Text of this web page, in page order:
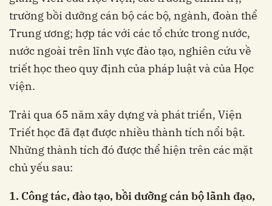
trường bồi dưỡng cán bộ các bộ, ngành, đoàn thể
Trung ương; hợp tác với các tổ chức trong nước,
nước ngoài trên lĩnh vực đào tạo, nghiên cứu về
triết học theo quy định của pháp luật và của Học
viện.
Trải qua 65 năm xây dựng và phát triển, Viện
Triết học đã đạt được nhiều thành tích nổi bật.
Những thành tích đó được thể hiện trên các mặt
chủ yếu sau:
1. Công tác, đào tạo, bồi dưỡng cán bộ lãnh đạo,